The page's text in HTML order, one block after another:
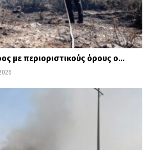
με περιοριστικούς όρους ο…